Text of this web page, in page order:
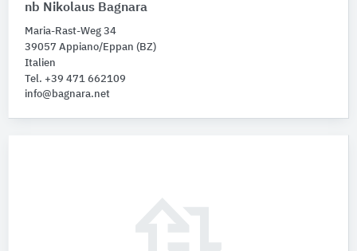
nb Nikolaus Bagnara
Maria-Rast-Weg 34
39057 Appiano/Eppan (BZ)
Italien
Tel. +39 471 662109
info@bagnara.net